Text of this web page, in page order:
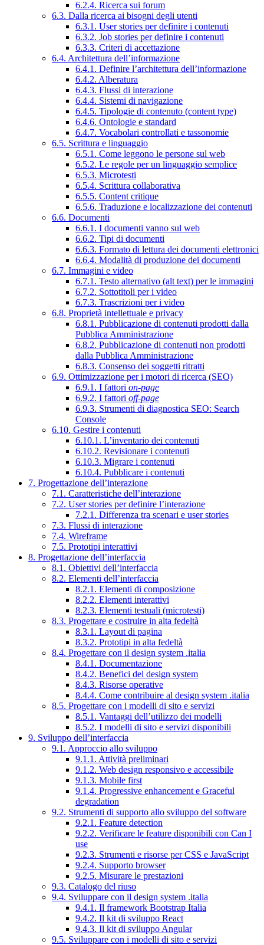
6.2.4. Ricerca sui forum
6.3. Dalla ricerca ai bisogni degli utenti
6.3.1. User stories per definire i contenuti
6.3.2. Job stories per definire i contenuti
6.3.3. Criteri di accettazione
6.4. Architettura dell’informazione
6.4.1. Definire l’architettura dell’informazione
6.4.2. Alberatura
6.4.3. Flussi di interazione
6.4.4. Sistemi di navigazione
6.4.5. Tipologie di contenuto (content type)
6.4.6. Ontologie e standard
6.4.7. Vocabolari controllati e tassonomie
6.5. Scrittura e linguaggio
6.5.1. Come leggono le persone sul web
6.5.2. Le regole per un linguaggio semplice
6.5.3. Microtesti
6.5.4. Scrittura collaborativa
6.5.5. Content critique
6.5.6. Traduzione e localizzazione dei contenuti
6.6. Documenti
6.6.1. I documenti vanno sul web
6.6.2. Tipi di documenti
6.6.3. Formato di lettura dei documenti elettronici
6.6.4. Modalità di produzione dei documenti
6.7. Immagini e video
6.7.1. Testo alternativo (alt text) per le immagini
6.7.2. Sottotitoli per i video
6.7.3. Trascrizioni per i video
6.8. Proprietà intellettuale e privacy
6.8.1. Pubblicazione di contenuti prodotti dalla
Pubblica Amministrazione
6.8.2. Pubblicazione di contenuti non prodotti
dalla Pubblica Amministrazione
6.8.3. Consenso dei soggetti ritratti
6.9. Ottimizzazione per i motori di ricerca (SEO)
6.9.1. I fattori on-page
6.9.2. I fattori off-page
6.9.3. Strumenti di diagnostica SEO: Search
Console
6.10. Gestire i contenuti
6.10.1. L’inventario dei contenuti
6.10.2. Revisionare i contenuti
6.10.3. Migrare i contenuti
6.10.4. Pubblicare i contenuti
7. Progettazione dell’interazione
7.1. Caratteristiche dell’interazione
7.2. User stories per definire l’interazione
7.2.1. Differenza tra scenari e user stories
7.3. Flussi di interazione
7.4. Wireframe
7.5. Prototipi interattivi
8. Progettazione dell’interfaccia
8.1. Obiettivi dell’interfaccia
8.2. Elementi dell’interfaccia
8.2.1. Elementi di composizione
8.2.2. Elementi interattivi
8.2.3. Elementi testuali (microtesti)
8.3. Progettare e costruire in alta fedeltà
8.3.1. Layout di pagina
8.3.2. Prototipi in alta fedeltà
8.4. Progettare con il design system .italia
8.4.1. Documentazione
8.4.2. Benefici del design system
8.4.3. Risorse operative
8.4.4. Come contribuire al design system .italia
8.5. Progettare con i modelli di sito e servizi
8.5.1. Vantaggi dell’utilizzo dei modelli
8.5.2. I modelli di sito e servizi disponibili
9. Sviluppo dell’interfaccia
9.1. Approccio allo sviluppo
9.1.1. Attività preliminari
9.1.2. Web design responsivo e accessibile
9.1.3. Mobile first
9.1.4. Progressive enhancement e Graceful
degradation
9.2. Strumenti di supporto allo sviluppo del software
9.2.1. Feature detection
9.2.2. Verificare le feature disponibili con Can I
use
9.2.3. Strumenti e risorse per CSS e JavaScript
9.2.4. Supporto browser
9.2.5. Misurare le prestazioni
9.3. Catalogo del riuso
9.4. Sviluppare con il design system .italia
9.4.1. Il framework Bootstrap Italia
9.4.2. Il kit di sviluppo React
9.4.3. Il kit di sviluppo Angular
9.5. Sviluppare con i modelli di sito e servizi